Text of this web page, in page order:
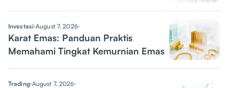
Investasi August 7, 2026
Karat Emas: Panduan Praktis
Memahami Tingkat Kemurnian Emas
Trading August 7, 2026